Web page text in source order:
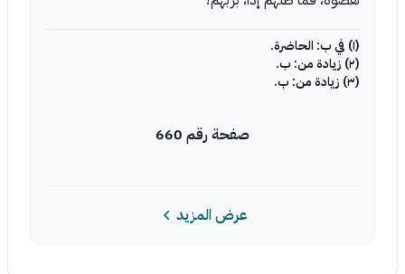
(١) في ب: الحاضرة.
(٢) زيادة من: ب.
(٣) زيادة من: ب.
صفحة رقم 660
عرض المزيد